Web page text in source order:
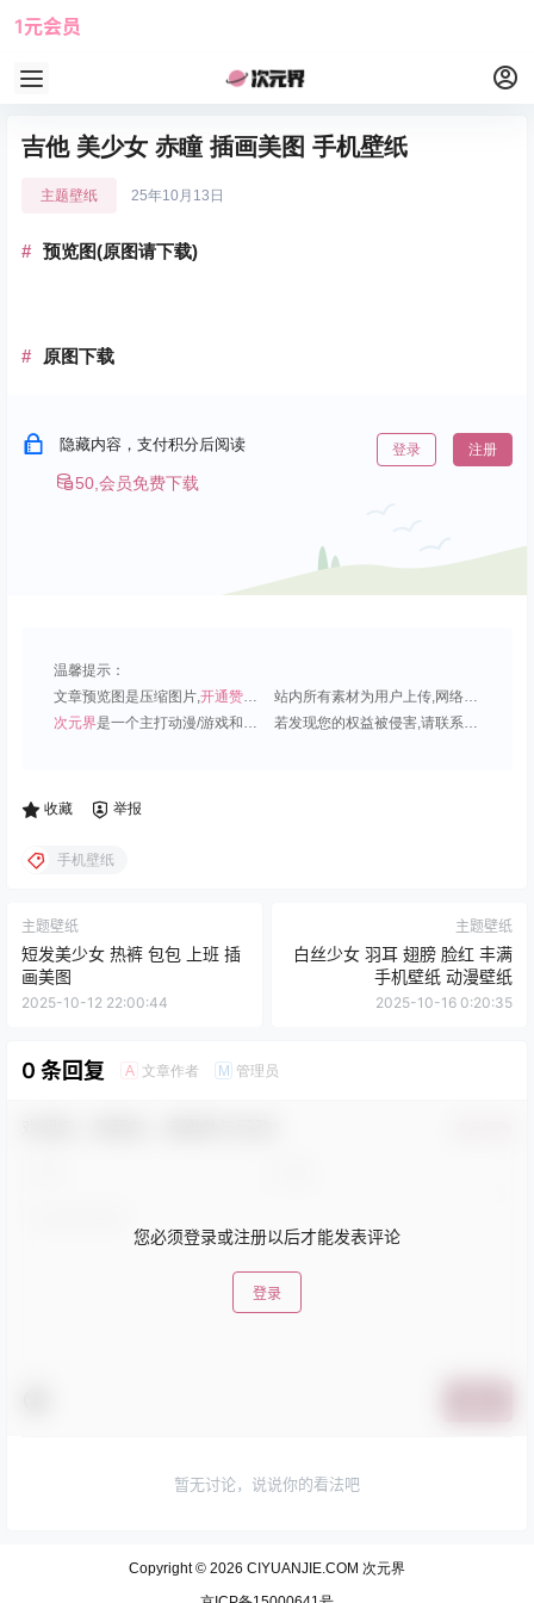
1元会员
吉他 美少女 赤瞳 插画美图 手机壁纸
主题壁纸 25年10月13日
预览图(原图请下载)
原图下载
隐藏内容，支付积分后阅读
50,会员免费下载
登录 注册
温馨提示：
文章预览图是压缩图片,开通赞助会员 可免费下载超清原图;
站内所有素材为用户上传,网络分享或原创,请勿用于商业用途;
次元界是一个主打动漫/游戏和虚拟偶像角色的插画壁纸平台; 若发现您的权益被侵害,请联系QQ1815919191,我们尽快处理.
收藏 举报
手机壁纸
主题壁纸
短发美少女 热裤 包包 上班 插
画美图
2025-10-12 22:00:44
主题壁纸
白丝少女 羽耳 翅膀 脸红 丰满
手机壁纸 动漫壁纸
2025-10-16 0:20:35
0 条回复 A 文章作者 M 管理员
您必须登录或注册以后才能发表评论
登录
暂无讨论，说说你的看法吧
Copyright © 2026 CIYUANJIE.COM 次元界